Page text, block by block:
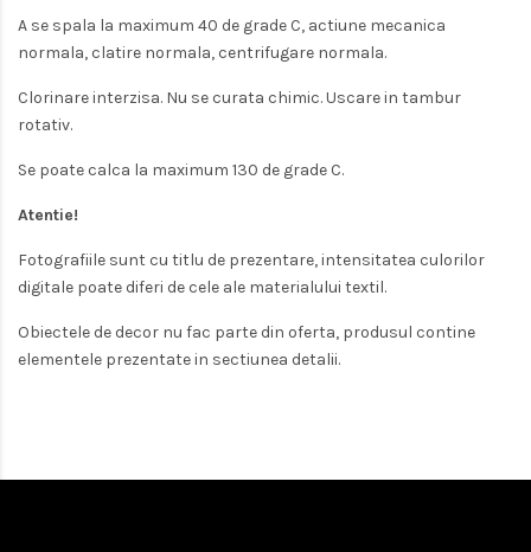
A se spala la maximum 40 de grade C, actiune mecanica
normala, clatire normala, centrifugare normala.
Clorinare interzisa. Nu se curata chimic. Uscare in tambur
rotativ.
Se poate calca la maximum 130 de grade C.
Atentie!
Fotografiile sunt cu titlu de prezentare, intensitatea culorilor
digitale poate diferi de cele ale materialului textil.
Obiectele de decor nu fac parte din oferta, produsul contine
elementele prezentate in sectiunea detalii.